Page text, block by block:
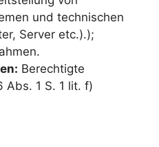
und technischen
Server etc.).);
Berechtigte
Abs. 1 S. 1 lit. f)